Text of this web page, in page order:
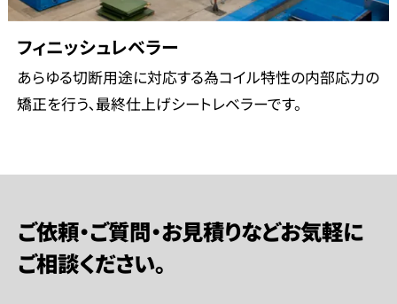
フィニッシュレベラー
あらゆる切断用途に対応する為コイル特性の内部応力の
矯正を行う､最終仕上げシートレベラーです。
ご依頼・ご質問・お見積りなどお気軽に
ご相談ください。